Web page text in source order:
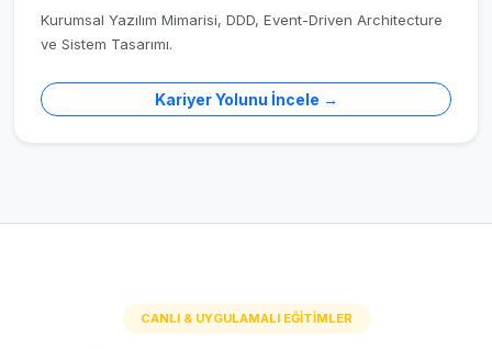
Kurumsal Yazılım Mimarisi, DDD, Event-Driven Architecture
ve Sistem Tasarımı.
Kariyer Yolunu İncele →
CANLI & UYGULAMALI EĞİTİMLER